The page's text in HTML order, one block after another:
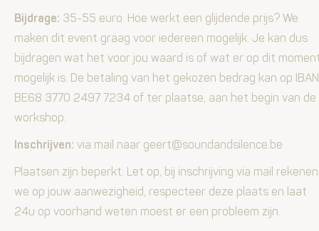
Bijdrage: 35-55 euro. Hoe werkt een glijdende prijs? We
maken dit event graag voor iedereen mogelijk. Je kan dus
bijdragen wat het voor jou waard is of wat er op dit
mogelijk is. De betaling van het gekozen bedrag kan op
BE68 3770 2497 7234 of ter plaatse, aan het begin van de
workshop.
Inschrijven: via mail naar geert@soundandsilence.be
Plaatsen zijn beperkt. Let op, bij inschrijving via mail rekenen
we op jouw aanwezigheid, respecteer deze plaats en laat
24u op voorhand weten moest er een probleem zijn.